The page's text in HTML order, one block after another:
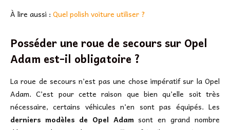
À lire aussi : Quel polish voiture utiliser ?
Posséder une roue de secours sur Opel
Adam est-il obligatoire ?
La roue de secours n’est pas une chose impératif sur la Opel
Adam. C’est pour cette raison que bien qu’elle soit très
nécessaire, certains véhicules n’en sont pas équipés. Les
derniers modèles de Opel Adam sont en grand nombre